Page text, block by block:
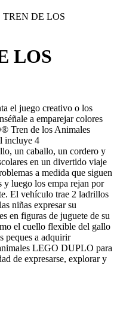
TREN DE LOS
LOS
el juego creativo o los
a emparejar colores
Tren de los Animales
incluye 4
un caballo, un cordero y
en un divertido viaje
a medida que siguen
y luego los empa rejan por
El vehículo trae 2 ladrillos
niñas expresar su
en figuras de juguete de su
el cuello flexible del gallo
peques a adquirir
LEGO DUPLO para
de expresarse, explorar y